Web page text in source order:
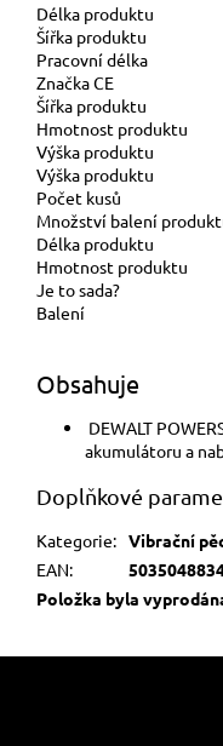
Délka produktu
Šířka produktu
Pracovní délka
Značka CE
Šířka produktu
Hmotnost produktu
Výška produktu
Výška produktu
Počet kusů
Množství balení
Délka produktu
Hmotnost produktu
Je to sada?
Balení
Obsahuje
DEWALT
akumulátoru a
Doplňkové
Kategorie: Vibrační
EAN:
Položka byla